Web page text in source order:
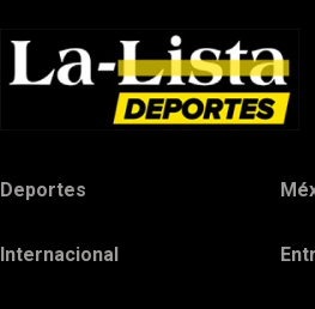
Deportes
Internacional